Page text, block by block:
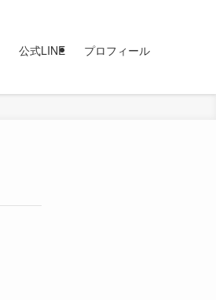
公式LINE プロフィール